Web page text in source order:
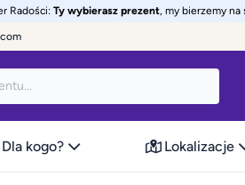
Radości: Ty wybierasz prezent, my bierzemy
Dla kogo? Lokalizacje